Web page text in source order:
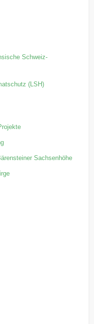
Schweiz-
(LSH)
Sachsenhöhe